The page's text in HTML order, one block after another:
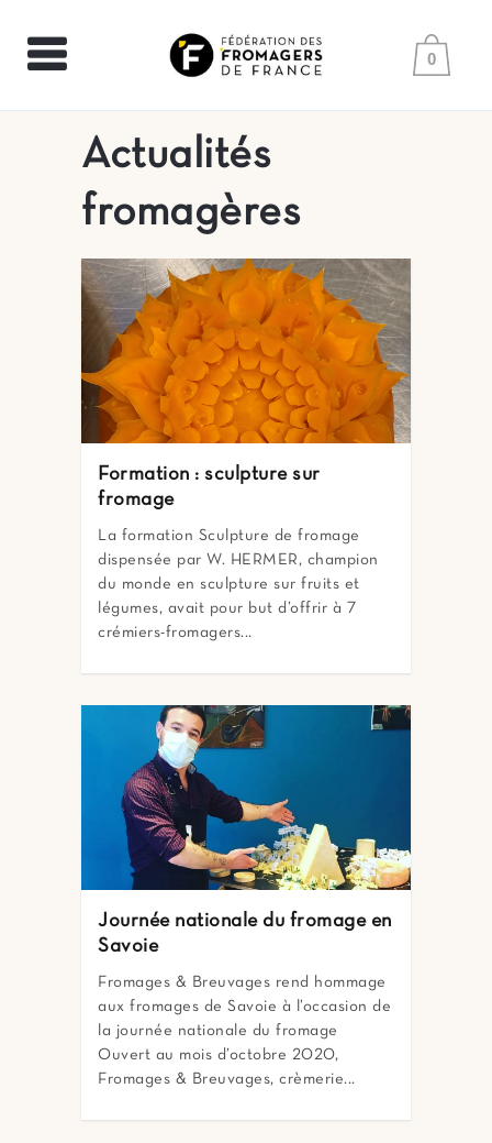
0
Actualités
fromagères
Formation : sculpture sur
fromage
La formation Sculpture de fromage
dispensée par W. HERMER, champion
du monde en sculpture sur fruits et
légumes, avait pour but d’offrir à 7
crémiers-fromagers...
Journée nationale du fromage en
Savoie
Fromages & Breuvages rend hommage
aux fromages de Savoie à l’occasion de
la journée nationale du fromage
Ouvert au mois d’octobre 2020,
Fromages & Breuvages, crèmerie...